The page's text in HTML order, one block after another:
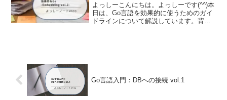
よっしーこんにちは。よっしーです(^^)本
日は、Go言語を効果的に使うためのガイ
ドラインについて解説しています。背景
Go言語入門：DBへの接続 vol.1